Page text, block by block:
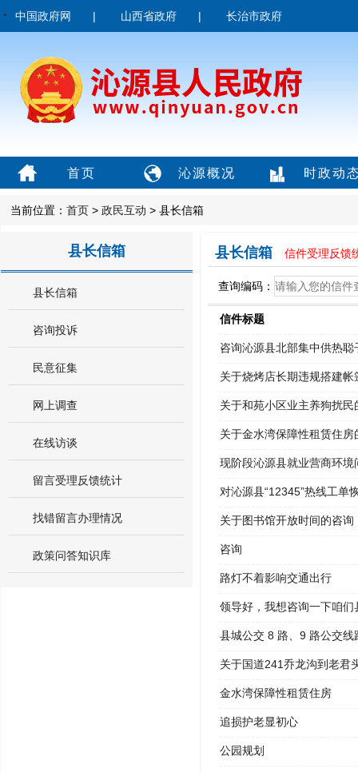
中国政府网 | 山西省政府 | 长治市政府
首页 沁源概况 时政动
当前位置： 首页 > 政民互动 > 县长信箱
县长信箱
县长信箱
咨询投诉
民意征集
网上调查
在线访谈
留言受理反馈统计
找错留言办理情况
政策问答知识库
县长信箱 信件受理反馈
查询编码：
信件标题
咨询沁源县北部集中供热
关于烧烤店长期违规搭建
关于和苑小区业主养狗扰民
关于金水湾保障性租赁住
现阶段沁源县就业营商环
对沁源县“12345”热线工单
关于图书馆开放时间的咨询
咨询
路灯不着影响交通出行
领导好，我想咨询一下咱
县城公交 8 路、9 路公交线
关于国道241乔龙沟到老君
金水湾保障性租赁住房
追损护老显初心
公园规划